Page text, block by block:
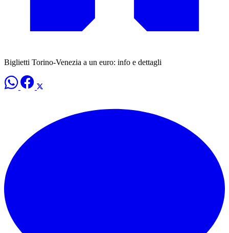
Biglietti Torino-Venezia a un euro: info e dettagli